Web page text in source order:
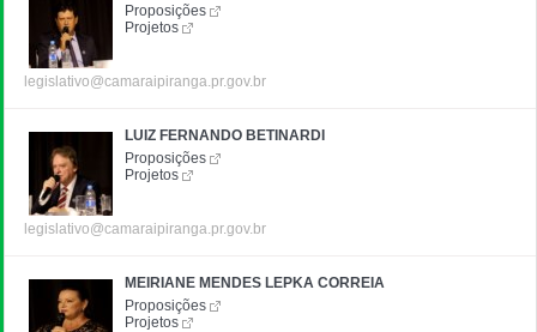
Proposições
Projetos
legislativo@camaraipiranga.pr.gov.br
LUIZ FERNANDO BETINARDI
Proposições
Projetos
legislativo@camaraipiranga.pr.gov.br
MEIRIANE MENDES LEPKA CORREIA
Proposições
Projetos